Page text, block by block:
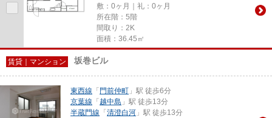
敷：0ヶ月｜礼：0ヶ月
所在階：5階
間取り：2K
面積：36.45㎡
賃貸｜マンション 坂巻ビル
東西線 「 門前仲町 」駅 徒歩6分
京葉線 「 越中島 」駅 徒歩13分
半蔵門線 「 清澄白河 」駅 徒歩13分